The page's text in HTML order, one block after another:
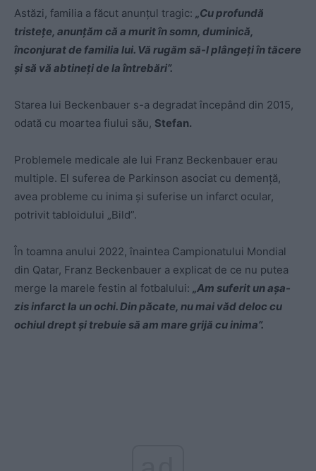
Astăzi, familia a făcut anunțul tragic: „Cu profundă
tristețe, anunțăm că a murit în somn, duminică,
înconjurat de familia lui. Vă rugăm să-l plângeți în tăcere
și să vă abtineți de la întrebări”.
Starea lui Beckenbauer s-a degradat începând din 2015,
odată cu moartea fiului său, Stefan.
Problemele medicale ale lui Franz Beckenbauer erau
multiple. El suferea de Parkinson asociat cu demență,
avea probleme cu inima și suferise un infarct ocular,
potrivit tabloidului „Bild”.
În toamna anului 2022, înaintea Campionatului Mondial
din Qatar, Franz Beckenbauer a explicat de ce nu putea
merge la marele festin al fotbalului: „Am suferit un așa-
zis infarct la un ochi. Din păcate, nu mai văd deloc cu
ochiul drept și trebuie să am mare grijă cu inima”.